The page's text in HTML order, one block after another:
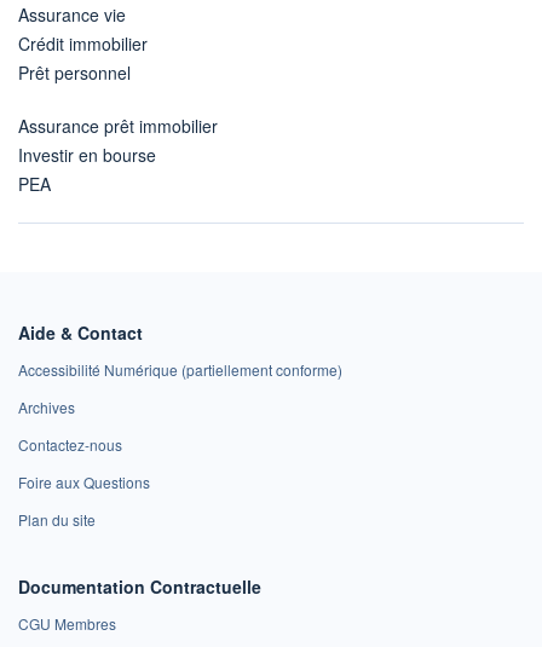
Assurance vie
Crédit immobilier
Prêt personnel
Assurance prêt immobilier
Investir en bourse
PEA
Aide & Contact
Accessibilité Numérique (partiellement conforme)
Archives
Contactez-nous
Foire aux Questions
Plan du site
Documentation Contractuelle
CGU Membres